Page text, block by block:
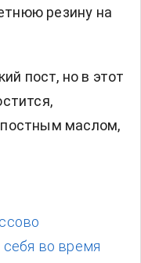
резину на
пост, но в этот
постным маслом,
во время